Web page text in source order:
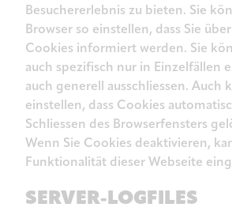
Besuchererlebnis zu bieten. Sie
Browser so einstellen, dass Sie
Cookies informiert werden. Sie
auch spezifisch nur in Einzelfällen
auch generell ausschliessen. Auch
einstellen, dass Cookies
Schliessen des Browserfensters
Wenn Sie Cookies deaktivieren,
Funktionalität dieser Webseite
SERVER-LOGFILES